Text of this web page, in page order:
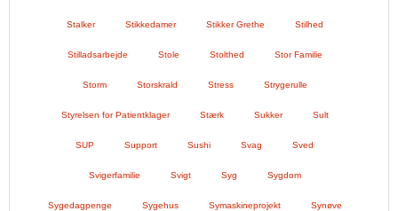
Stalker Stikkedamer Stikker Grethe Stilhed
Stilladsarbejde Stole Stolthed Stor Familie
Storm Storskrald Stress Strygerulle
Styrelsen for Patientklager Stærk Sukker Sult
SUP Support Sushi Svag Sved
Svigerfamilie Svigt Syg Sygdom
Sygedagpenge Sygehus Symaskineprojekt Synøve